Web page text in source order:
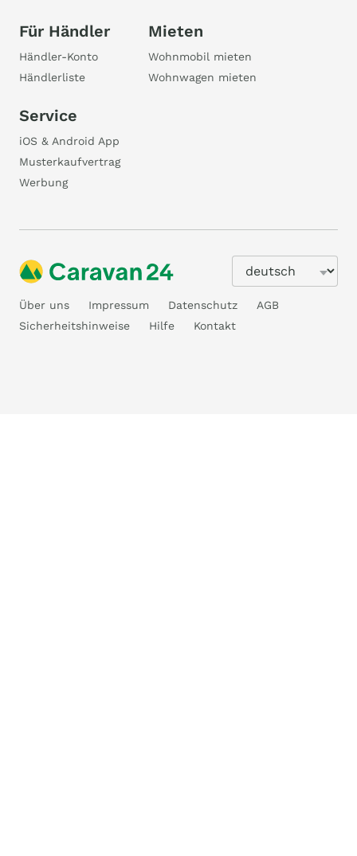
Für Händler
Händler-Konto
Händlerliste
Mieten
Wohnmobil mieten
Wohnwagen mieten
Service
iOS & Android App
Musterkaufvertrag
Werbung
Über uns Impressum Datenschutz
AGB
Sicherheitshinweise
Hilfe Kontakt